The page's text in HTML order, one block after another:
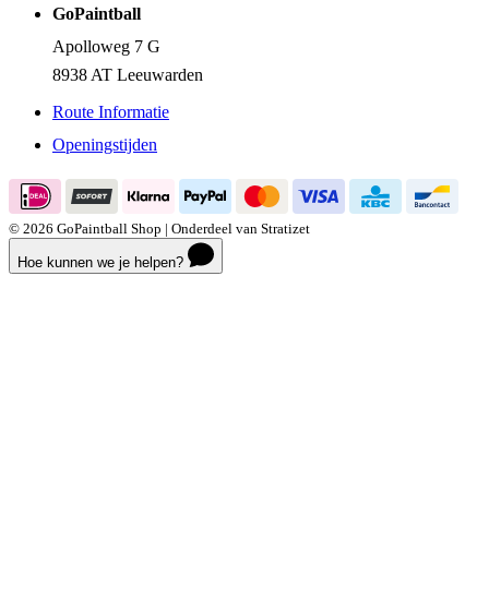
GoPaintball
Apolloweg 7 G
8938 AT Leeuwarden
Route Informatie
Openingstijden
© 2026 GoPaintball Shop | Onderdeel van Stratizet
Hoe kunnen we je helpen?